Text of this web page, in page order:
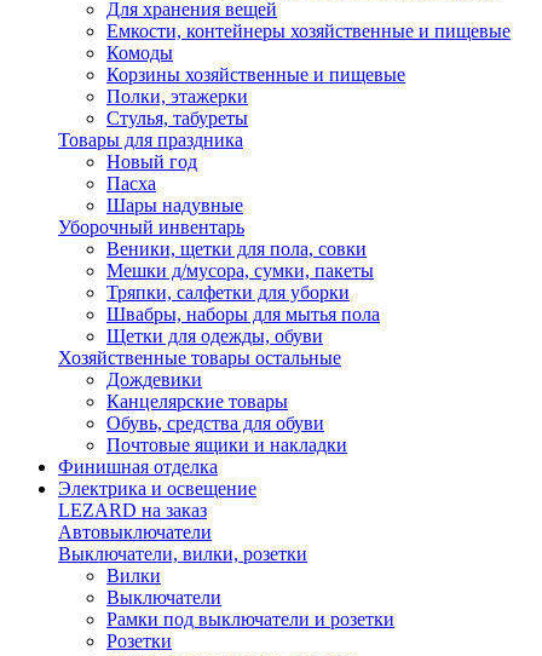
Для хранения вещей
Емкости, контейнеры хозяйственные и пищевые
Комоды
Корзины хозяйственные и пищевые
Полки, этажерки
Стулья, табуреты
Товары для праздника
Новый год
Пасха
Шары надувные
Уборочный инвентарь
Веники, щетки для пола, совки
Мешки д/мусора, сумки, пакеты
Тряпки, салфетки для уборки
Швабры, наборы для мытья пола
Щетки для одежды, обуви
Хозяйственные товары остальные
Дождевики
Канцелярские товары
Обувь, средства для обуви
Почтовые ящики и накладки
Финишная отделка
Электрика и освещение
LEZARD на заказ
Автовыключатели
Выключатели, вилки, розетки
Вилки
Выключатели
Рамки под выключатели и розетки
Розетки